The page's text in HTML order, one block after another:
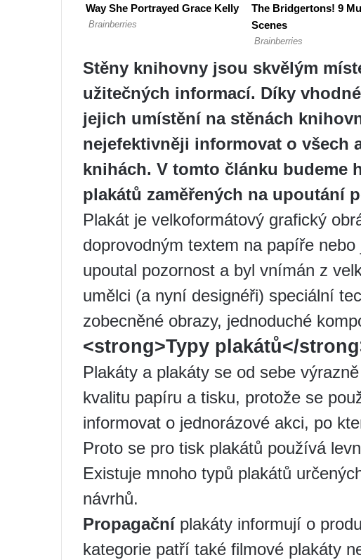
Stěny knihovny jsou skvělým
užitečných informací. Díky
jejich umístění na stěnách
nejefektivněji informovat o všech
knihách. V tomto článku budeme
plakátů zaměřených na upoutání
Plakát je velkoformátový grafický
doprovodným textem na papíře
upoutal pozornost a byl vnímán z
umělci (a nyní designéři) speciální
zobecněné obrazy, jednoduché
<strong>Typy plakátů</
Plakáty a plakáty se od sebe
kvalitu papíru a tisku, protože se
informovat o jednorázové akci, po
Proto se pro tisk plakátů používá
Existuje mnoho typů plakátů
návrhů.
Propagačníplakáty informují o
kategorie patří také filmové plakáty